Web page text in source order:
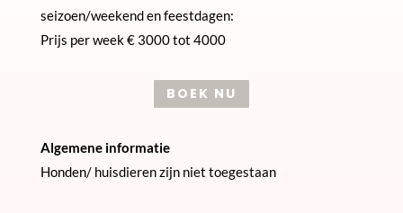
seizoen/weekend en feestdagen:
Prijs per week € 3000 tot 4000
BOEK NU
Algemene informatie
Honden/ huisdieren zijn niet toegestaan